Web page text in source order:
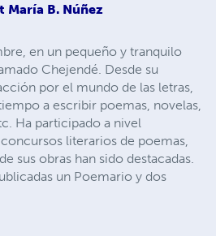
María B. Núñez
en un pequeño y tranquilo
Chejendé. Desde su
por el mundo de las letras,
a escribir poemas, novelas,
Ha participado a nivel
literarios de poemas,
sus obras han sido destacadas.
un Poemario y dos